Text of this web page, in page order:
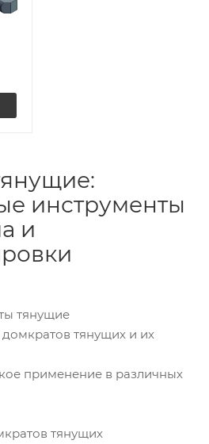
инструменты
и
тянущие
тянущих и их
применение в различных
тянущих